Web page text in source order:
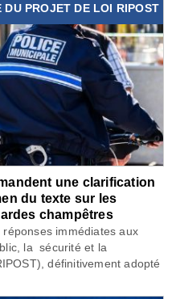
DU PROJET DE LOI RIPOST
une clarification
du texte sur les
champêtres
immédiates aux
la sécurité et la
définitivement adopté